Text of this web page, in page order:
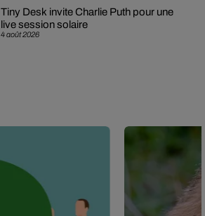
4 août 2026
Tiny Desk invite Charlie Puth pour une
live session solaire